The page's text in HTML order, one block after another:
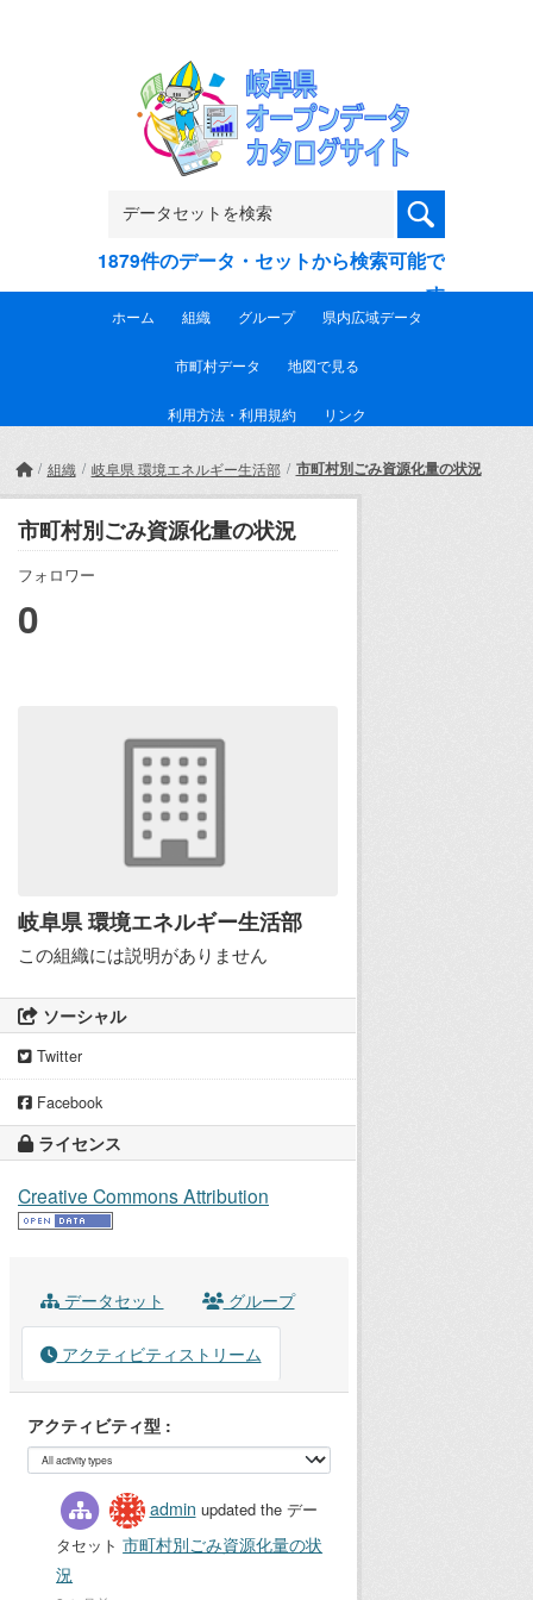
1879件のデータ・セットから検索可能で
す
ホーム 組織 グループ 県内広域データ
市町村データ 地図で見る
利用方法・利用規約 リンク
組織 岐阜県 環境エネルギー生活部 市町村別ごみ資源化量の状況
市町村別ごみ資源化量の状況
フォロワー
0
岐阜県 環境エネルギー生活部
この組織には説明がありません
ソーシャル
Twitter
Facebook
ライセンス
Creative Commons Attribution
データセット グループ
アクティビティストリーム
アクティビティ型
admin updated the デー
タセット市町村別ごみ資源化量の状
況